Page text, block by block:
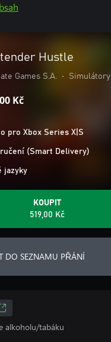
Hustle
Games S.A. • Simulátory
Kč
pro Xbox Series X|S
(Smart Delivery)
jazyky
KOUPIT
519,00 Kč
DO SEZNAMU PŘÁNÍ
alkoholu/tabáku